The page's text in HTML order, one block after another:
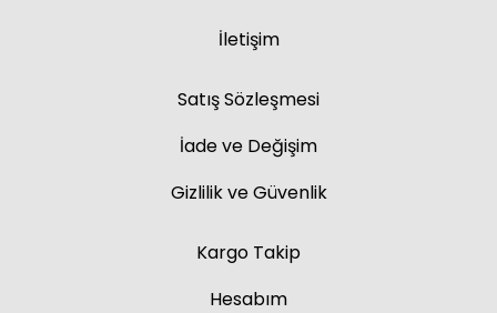
İletişim
Satış Sözleşmesi
İade ve Değişim
Gizlilik ve Güvenlik
Kargo Takip
Hesabım